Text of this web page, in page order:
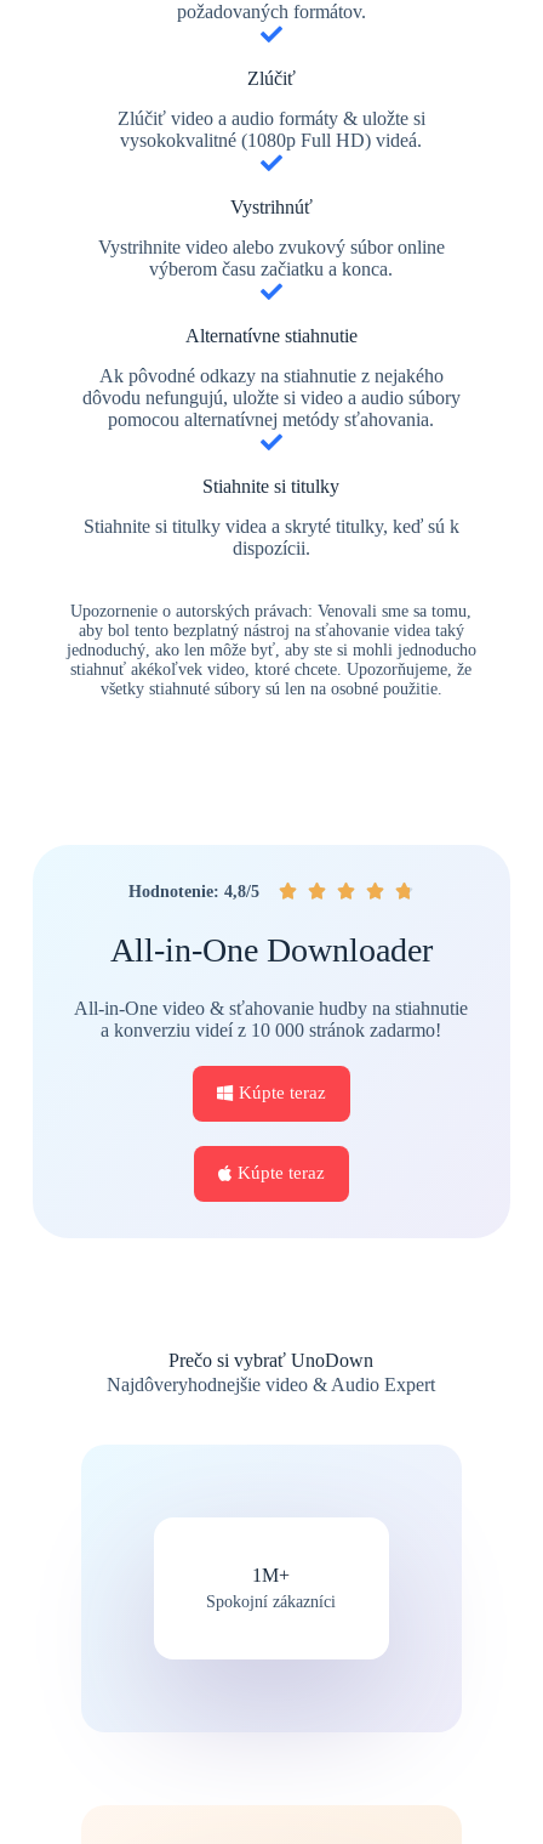
požadovaných formátov.
Zlúčiť
Zlúčiť video a audio formáty & uložte si
vysokokvalitné (1080p Full HD) videá.
Vystrihnúť
Vystrihnite video alebo zvukový súbor online
výberom času začiatku a konca.
Alternatívne stiahnutie
Ak pôvodné odkazy na stiahnutie z nejakého
dôvodu nefungujú, uložte si video a audio súbory
pomocou alternatívnej metódy sťahovania.
Stiahnite si titulky
Stiahnite si titulky videa a skryté titulky, keď sú k
dispozícii.
Upozornenie o autorských právach: Venovali sme sa tomu,
aby bol tento bezplatný nástroj na sťahovanie videa taký
jednoduchý, ako len môže byť, aby ste si mohli jednoducho
stiahnuť akékoľvek video, ktoré chcete. Upozorňujeme, že
všetky stiahnuté súbory sú len na osobné použitie.
Hodnotenie: 4,8/5     
All-in-One Downloader
All-in-One video & sťahovanie hudby na stiahnutie
a konverziu videí z 10 000 stránok zadarmo!
Kúpte teraz
Kúpte teraz
Prečo si vybrať UnoDown
Najdôveryhodnejšie video & Audio Expert
1M+
Spokojní zákazníci